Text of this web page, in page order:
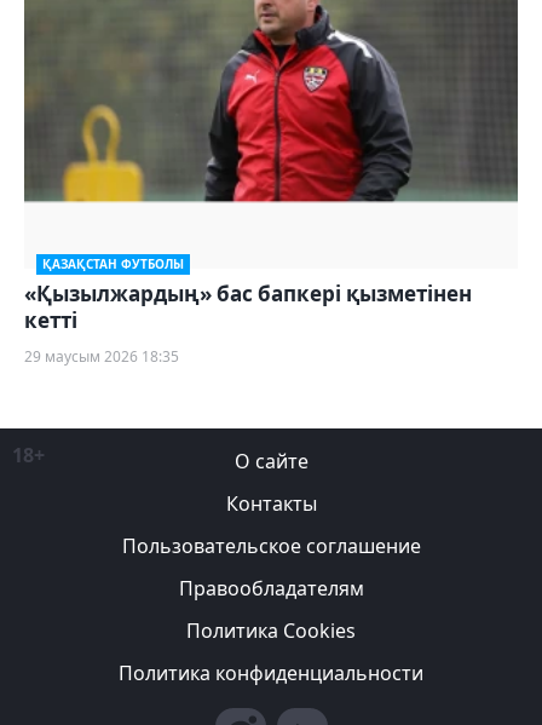
ҚАЗАҚСТАН ФУТБОЛЫ
«Қызылжардың» бас бапкері қызметінен
кетті
29 маусым 2026 18:35
18+
О сайте
Контакты
Пользовательское соглашение
Правообладателям
Политика Cookies
Политика конфиденциальности